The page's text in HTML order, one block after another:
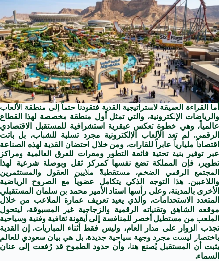
أما القراءة العميقة لاستراتيجية القدية فتقودنا حتماً إلى منطقة الألعاب
والرياضات الإلكترونية، والتي تمثل أول منطقة مخصصة لهذا القطاع
عالمياً، وهي خطوة تعكس عبقرية استشرافية للمستقبل الاقتصادي
الرقمي. لم تعد الألعاب الإلكترونية مجرد تسلية للشباب، بل باتت
اقتصاداً مليارياً عابراً للقارات، ومن خلال احتضان القدية لهذه الصناعة
عبر توفير بنية تحتية فائقة التطور ومقرات للفرق العالمية ومراكز
تطوير، فإن المملكة تضع نفسها كمركز ثقل وبوصلة شرعية لهذا
المجتمع الرقمي الضخم، مستقطبةً ملايين العقول والمستثمرين
واللاعبين. هذا التوجه الذكي يتكامل عضوياً مع الصروح الرياضية
الأخرى بالمدينة، وعلى رأسها استاد الأمير محمد بن سلمان المستقبلي
المتعدد الاستخدامات، والذي يعيد تعريف عمارة الملاعب من خلال
موقعه الشاهق وتقنياته الرقمية والزجاجية غير المسبوقة، ليتحول
الملعب من مستطيل أخضر للمنافسة إلى أيقونة ثقافية وفنية وسياحية
تجذب الزوار على مدار العام، وليس فقط أثناء المباريات. إن القدية
باختصار ليست مجرد وجهة سياحية جديدة، بل هي بيان سعودي للعالم
يثبت أن المستقبل يُصنع هنا، وأن حدود الطموح قد رُفعت إلى عنان
السماء.